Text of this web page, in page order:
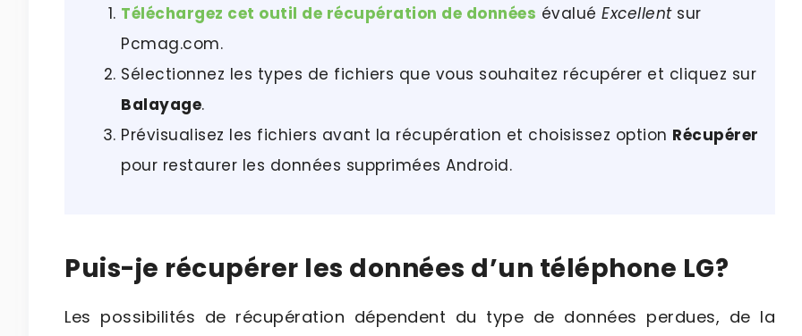
Téléchargez cet outil de récupération de données évalué Excellentsur
Pcmag.com.
Sélectionnez les types de fichiers que vous souhaitez récupérer et cliquez sur
Balayage.
Prévisualisez les fichiers avant la récupération et choisissez option Récupérer
pour restaurer les données supprimées Android.
Puis-je récupérer les données d’un téléphone LG?
Les possibilités de récupération dépendent du type de données perdues, de la